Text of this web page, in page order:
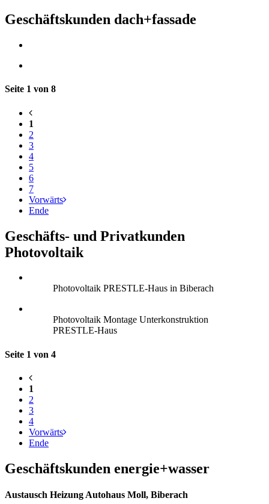
Geschäftskunden dach+fassade
Seite 1 von 8
1
2
3
4
5
6
7
Vorwärts
Ende
Geschäfts- und Privatkunden
Photovoltaik
Photovoltaik PRESTLE-Haus in Biberach
Photovoltaik Montage Unterkonstruktion
PRESTLE-Haus
Seite 1 von 4
1
2
3
4
Vorwärts
Ende
Geschäftskunden energie+wasser
Austausch Heizung Autohaus Moll, Biberach